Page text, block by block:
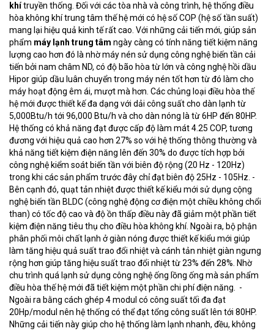
khítruyền thống. Đối với các tòa nhà và công trình, hệ thống điều
hòa không khí trung tâm thế hệ mới có hệ số COP (hệ số tần suất)
mang lại hiệu quả kinh tế rất cao. Với những cải tiến mới, giúp sản
phẩm máy lạnh trung tâm ngày càng có tính năng tiết kiệm năng
lượng cao hơn đó là nhờ máy nén sử dụng công nghệ biến tần cải
tiến bởi nam châm ND, có độ bão hòa từ lớn và công nghệ hồi dầu
Hipor giúp dầu luân chuyển trong máy nén tốt hơn từ đó làm cho
máy hoạt động êm ái, mượt mà hơn. Các chủng loại điều hòa thế
hệ mới được thiết kế đa dạng với dải công suất cho dàn lạnh từ
5,000Btu/h tới 96,000 Btu/h và cho dàn nóng là từ 6HP đến 80HP.
Hệ thống có khả năng đạt được cấp độ làm mát 4.25 COP, tương
đương với hiệu quả cao hơn 27% so với hệ thống thông thường và
khả năng tiết kiệm điện năng lên đến 30% do được tích hợp bởi
công nghệ kiểm soát biến tần với biên độ rộng (20 Hz - 120Hz)
trong khi các sản phẩm trước đây chỉ đạt biên độ 25Hz - 105Hz. -
Bên cạnh đó, quạt tản nhiệt được thiết kế kiểu mới sử dụng cộng
nghệ biến tần BLDC (công nghệ động cơ điện một chiều không chổi
than) có tốc độ cao và độ ồn thấp điều này đã giảm một phần tiết
kiệm điện năng tiêu thụ cho điều hòa không khí. Ngoài ra, bộ phận
phân phối môi chất lạnh ở giàn nóng được thiết kế kiểu mới giúp
làm tăng hiệu quả suất trao đổi nhiệt và cánh tản nhiệt giàn ngưng
rộng hơn giúp tăng hiệu suất trao đổi nhiệt từ 23% đến 28%. Nhờ
chu trình quá lạnh sử dụng công nghệ ống lồng ống mà sản phẩm
điều hòa thế hệ mới đã tiết kiệm một phần chi phí điện năng. -
Ngoài ra bằng cách ghép 4 modul có công suất tối đa đạt
20Hp/modul nên hệ thống có thể đạt tổng công suất lên tới 80HP.
Những cải tiến này giúp cho hệ thống làm lạnh nhanh, đều, không